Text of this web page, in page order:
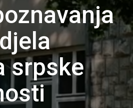
srpske